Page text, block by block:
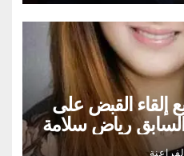
إلقاء القبض على
رياض سلامة